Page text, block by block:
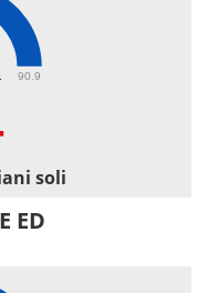
90.9
soli
ED